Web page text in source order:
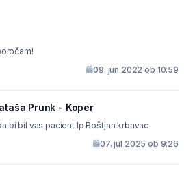
09. jun 2022 ob 10:59
Prunk - Koper
bi bil vas pacient lp Boštjan krbavac
07. jul 2025 ob 9:26